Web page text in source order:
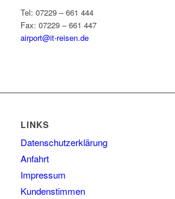
Tel: 07229 – 661 444
Fax: 07229 – 661 447
airport@it-reisen.de
LINKS
Datenschutzerklärung
Anfahrt
Impressum
Kundenstimmen